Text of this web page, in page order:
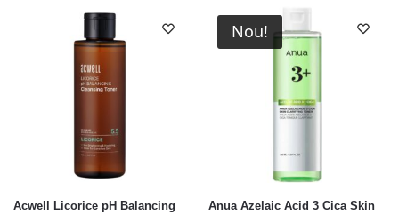
Acwell Licorice pH Balancing
Nou!
Anua Azelaic Acid 3 Cica Skin